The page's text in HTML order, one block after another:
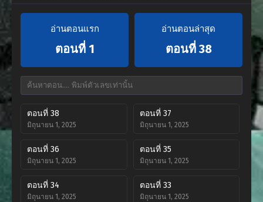
อ่านตอนแรก
ตอนที่ 1
อ่านตอนล่าสุด
ตอนที่ 38
ตอนที่ 38
มิถุนายน 1, 2025
ตอนที่ 37
มิถุนายน 1, 2025
ตอนที่ 36
มิถุนายน 1, 2025
ตอนที่ 35
มิถุนายน 1, 2025
ตอนที่ 34
มิถุนายน 1, 2025
ตอนที่ 33
มิถุนายน 1, 2025